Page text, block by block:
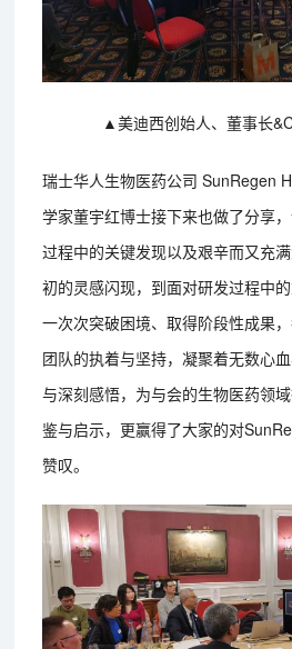
▲美迪西创始人、董事长
瑞士华人生物医药公司 SunRegen
学家董宇红博士接下来也做了分享
过程中的关键发现以及艰辛而又充
初的灵感闪现，到面对研发过程中
一次次突破困境、取得阶段性成果
团队的执着与坚持，凝聚着无数心
与深刻感悟，为与会的生物医药领
鉴与启示，更赢得了大家的对
赞叹。